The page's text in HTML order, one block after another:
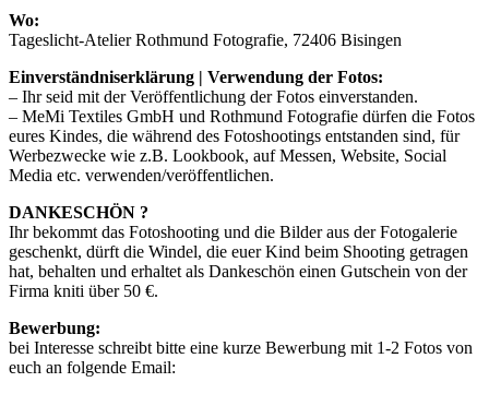
Wo:
Tageslicht-Atelier Rothmund Fotografie, 72406 Bisingen
Einverständniserklärung | Verwendung der Fotos:
– Ihr seid mit der Veröffentlichung der Fotos einverstanden.
– MeMi Textiles GmbH und Rothmund Fotografie dürfen die Fotos
eures Kindes, die während des Fotoshootings entstanden sind, für
Werbezwecke wie z.B. Lookbook, auf Messen, Website, Social
Media etc. verwenden/veröffentlichen.
DANKESCHÖN ?
Ihr bekommt das Fotoshooting und die Bilder aus der Fotogalerie
geschenkt, dürft die Windel, die euer Kind beim Shooting getragen
hat, behalten und erhaltet als Dankeschön einen Gutschein von der
Firma kniti über 50 €.
Bewerbung:
bei Interesse schreibt bitte eine kurze Bewerbung mit 1-2 Fotos von
euch an folgende Email: